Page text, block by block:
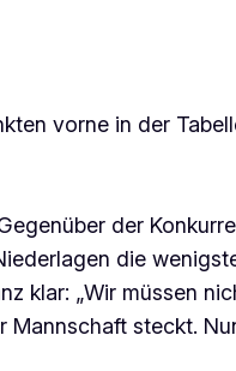
vorne in der
der
die
klar: „Wir müssen
steckt.